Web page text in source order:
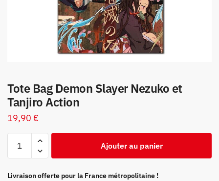
Tote Bag Demon Slayer Nezuko et
Tanjiro Action
19,90 €
Bag
Ajouter au panier
Livraison offerte pour la France métropolitaine !